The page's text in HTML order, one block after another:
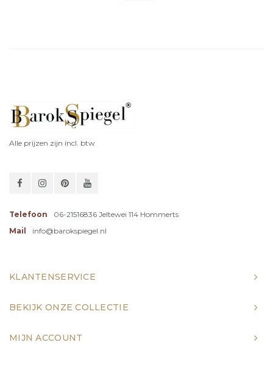
Alle prijzen zijn incl. btw
Telefoon
06-21516836 Jeltewei 114 Hommerts
Mail
info@barokspiegel.nl
KLANTENSERVICE
BEKIJK ONZE COLLECTIE
MIJN ACCOUNT